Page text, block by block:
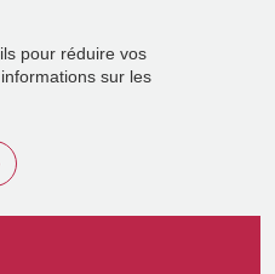
pour réduire vos
sur les